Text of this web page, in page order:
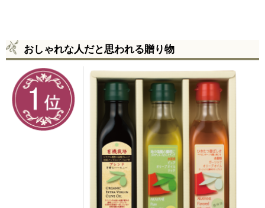
おしゃれな人だと思われる贈り物